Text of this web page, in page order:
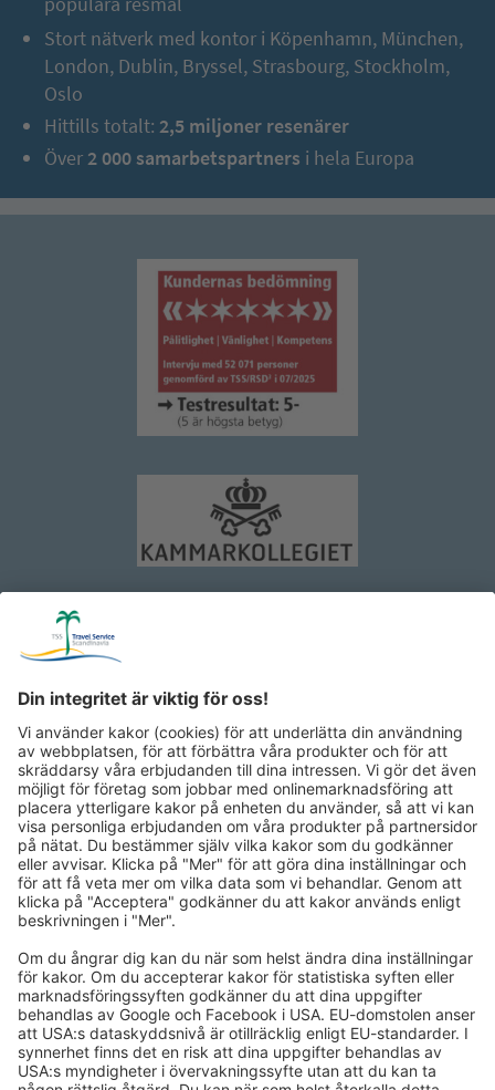
Stort nätverk med kontor i Köpenhamn, München,
London, Dublin, Bryssel, Strasbourg, Stockholm,
Oslo
Hittills totalt: 2,5 miljoner resenärer
Över2 000 samarbetspartners i hela Europa
Få resepost via mejl med vårt nyhetsbrev:
Vi informerar dig om våra vackraste resor via mejl!
Registrera dig nu!